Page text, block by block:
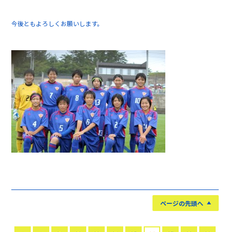
今後ともよろしくお願いします。
ページの先頭へ